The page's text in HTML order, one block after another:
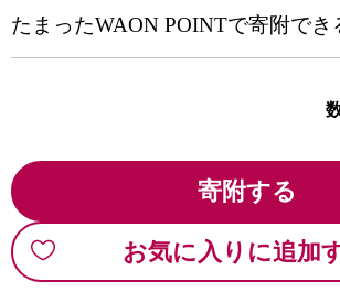
たまったWAON POINTで寄附でき
寄附する
お気に入りに追加